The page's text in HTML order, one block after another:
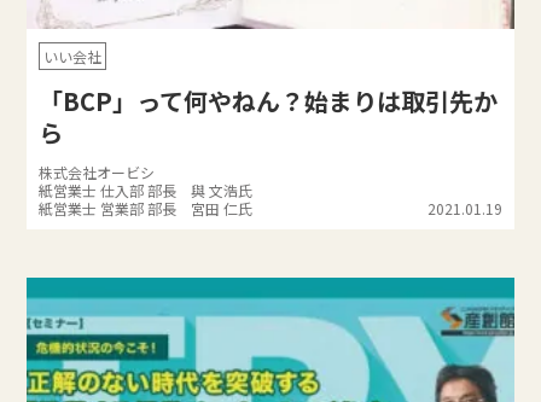
いい会社
「BCP」って何やねん？始まりは取引先か
ら
株式会社オービシ
紙営業士 仕入部 部長 與 文浩氏
紙営業士 営業部 部長 宮田 仁氏
2021.01.19